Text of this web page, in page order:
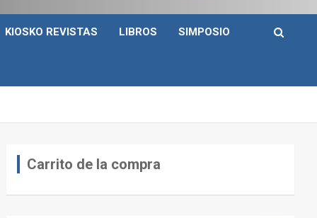
KIOSKO REVISTAS LIBROS SIMPOSIO
Carrito de la compra